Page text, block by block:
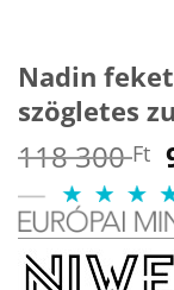
Nadin
szögletes
118 300Ft